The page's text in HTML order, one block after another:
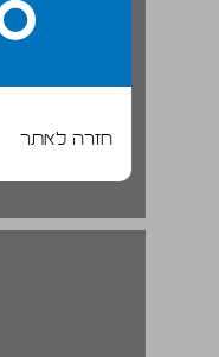
חזרה לאתר